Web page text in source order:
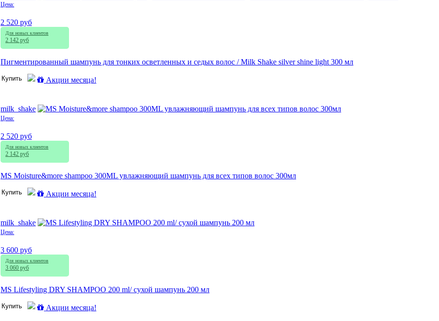
Цена:
2 520 руб
Для новых клиентов
2 142 руб
Пигментированный шампунь для тонких осветленных и седых волос / Milk Shake silver shine light 300 мл
Купить Акции месяца!
milk_shake
Цена:
2 520 руб
Для новых клиентов
2 142 руб
MS Moisture&more shampoo 300ML увлажняющий шампунь для всех типов волос 300мл
Купить Акции месяца!
milk_shake
Цена:
3 600 руб
Для новых клиентов
3 060 руб
MS Lifestyling DRY SHAMPOO 200 ml/ сухой шампунь 200 мл
Купить Акции месяца!